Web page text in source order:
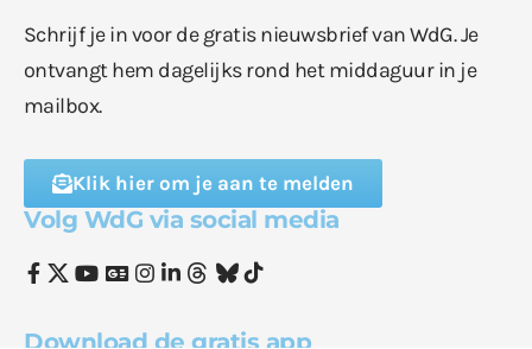
Schrijf je in voor de gratis nieuwsbrief van WdG. Je
ontvangt hem dagelijks rond het middaguur in je
mailbox.
Klik hier om je aan te melden
Volg WdG via social media
Download de gratis app